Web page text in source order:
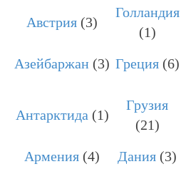
Австрия (3)
Голландия
(1)
Азейбаржан (3) Греция (6)
Антарктида (1)
Грузия
(21)
Армения (4) Дания (3)